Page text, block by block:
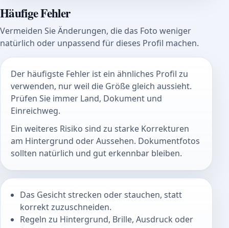
Häufige Fehler
Vermeiden Sie Änderungen, die das Foto weniger
natürlich oder unpassend für dieses Profil machen.
Der häufigste Fehler ist ein ähnliches Profil zu
verwenden, nur weil die Größe gleich aussieht.
Prüfen Sie immer Land, Dokument und
Einreichweg.
Ein weiteres Risiko sind zu starke Korrekturen
am Hintergrund oder Aussehen. Dokumentfotos
sollten natürlich und gut erkennbar bleiben.
Das Gesicht strecken oder stauchen, statt
korrekt zuzuschneiden.
Regeln zu Hintergrund, Brille, Ausdruck oder